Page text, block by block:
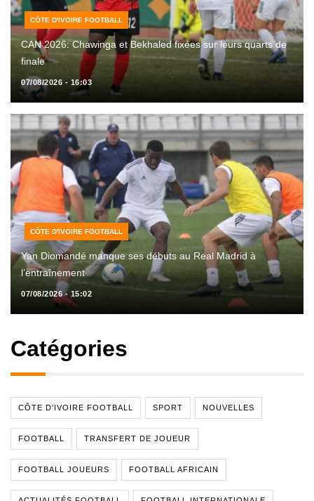
CÔTE D'IVOIRE FOOTBALL
CAN 2026: Chawinga et Bekhaled fixées sur leurs quarts de
finale
07/08/2026 - 16:03
CÔTE D'IVOIRE FOOTBALL
Yan Diomandé manque ses débuts au Real Madrid à
l’entraînement
07/08/2026 - 15:02
Catégories
CÔTE D'IVOIRE FOOTBALL SPORT NOUVELLES
FOOTBALL TRANSFERT DE JOUEUR
FOOTBALL JOUEURS FOOTBALL AFRICAIN